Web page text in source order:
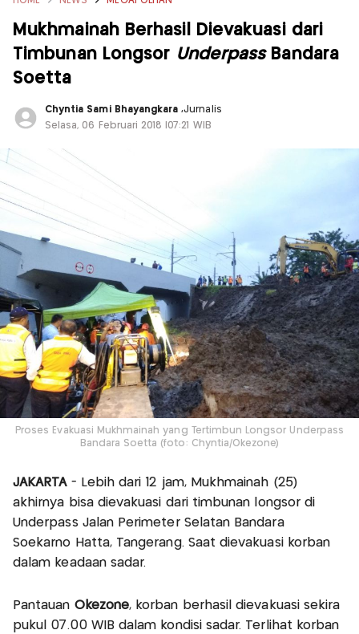
Mukhmainah Berhasil Dievakuasi dari
Timbunan Longsor UnderpassBandara
Soetta
Chyntia Sami Bhayangkara,Jurnalis
Selasa, 06 Februari 2018 |07:21 WIB
Proses Evakuasi Mukhmainah yang Tertimbun Longsor Underpass
Bandara Soetta (foto: Chyntia/Okezone)
JAKARTA - Lebih dari 12 jam, Mukhmainah (25)
akhirnya bisa dievakuasi dari timbunan longsor di
Underpass Jalan Perimeter Selatan Bandara
Soekarno Hatta, Tangerang. Saat dievakuasi korban
dalam keadaan sadar.
Pantauan Okezone, korban berhasil dievakuasi sekira
pukul 07.00 WIB dalam kondisi sadar. Terlihat korban